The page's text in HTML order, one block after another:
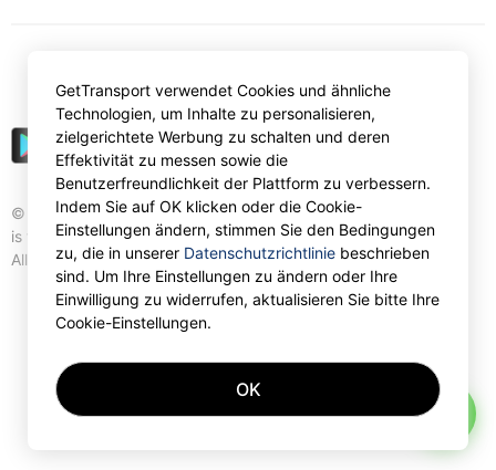
© Gettransport International Limited. GetTransport®
is trademark of Gettransport International Limited.
All rights reserved.
GetTransport verwendet Cookies und ähnliche
Technologien, um Inhalte zu personalisieren,
zielgerichtete Werbung zu schalten und deren
Effektivität zu messen sowie die
Benutzerfreundlichkeit der Plattform zu verbessern.
Indem Sie auf OK klicken oder die Cookie-
Einstellungen ändern, stimmen Sie den Bedingungen
zu, die in unserer Datenschutzrichtlinie beschrieben
sind. Um Ihre Einstellungen zu ändern oder Ihre
Einwilligung zu widerrufen, aktualisieren Sie bitte Ihre
Cookie-Einstellungen.
OK
AI